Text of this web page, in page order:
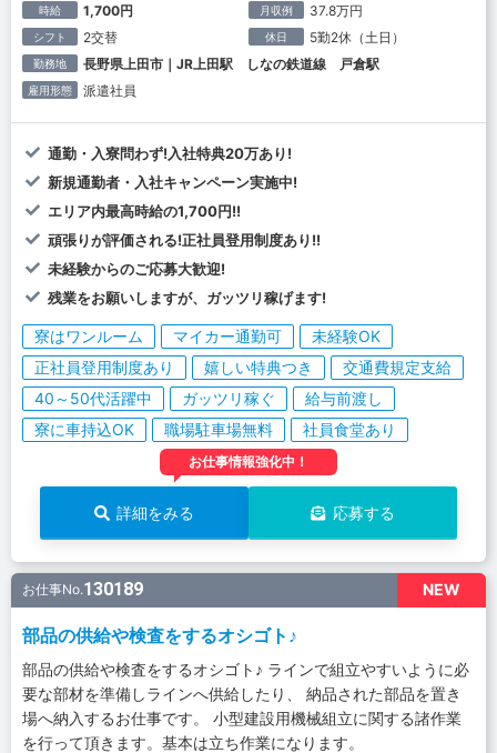
時給 1,700円 月収例 37.8万円
シフト 2交替 休日 5勤2休（土日）
勤務地 長野県上田市｜JR上田駅 しなの鉄道線 戸倉駅
雇用形態 派遣社員
通勤・入寮問わず!入社特典20万あり!
新規通勤者・入社キャンペーン実施中!
エリア内最高時給の1,700円!!
頑張りが評価される!正社員登用制度あり!!
未経験からのご応募大歓迎!
残業をお願いしますが、ガッツリ稼げます!
寮はワンルーム マイカー通勤可
未経験OK
正社員登用制度あり
嬉しい特典つき
交通費規定支給
40～50代活躍中
ガッツリ稼ぐ
給与前渡し
寮に車持込OK
職場駐車場無料 社員食堂あり
お仕事情報強化中！
詳細をみる 応募する
NEW
お仕事No.130189
部品の供給や検査をするオシゴト♪
部品の供給や検査をするオシゴト♪ ラインで組立やすいように必
要な部材を準備しラインへ供給したり、 納品された部品を置き
場へ納入するお仕事です。 小型建設用機械組立に関する諸作業
を行って頂きます。基本は立ち作業になります。